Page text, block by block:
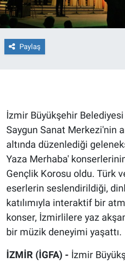
Paylaş
İzmir Büyükşehir
Saygun Sanat Merkezi'nin
altında düzenlediği
Yaza Merhaba'
Gençlik Korosu oldu. Türk
eserlerin seslendirildiği,
katılımıyla interaktif bir
konser, İzmirlilere yaz
bir müzik deneyimi yaşattı.
İZMİR (İGFA) - İzmir